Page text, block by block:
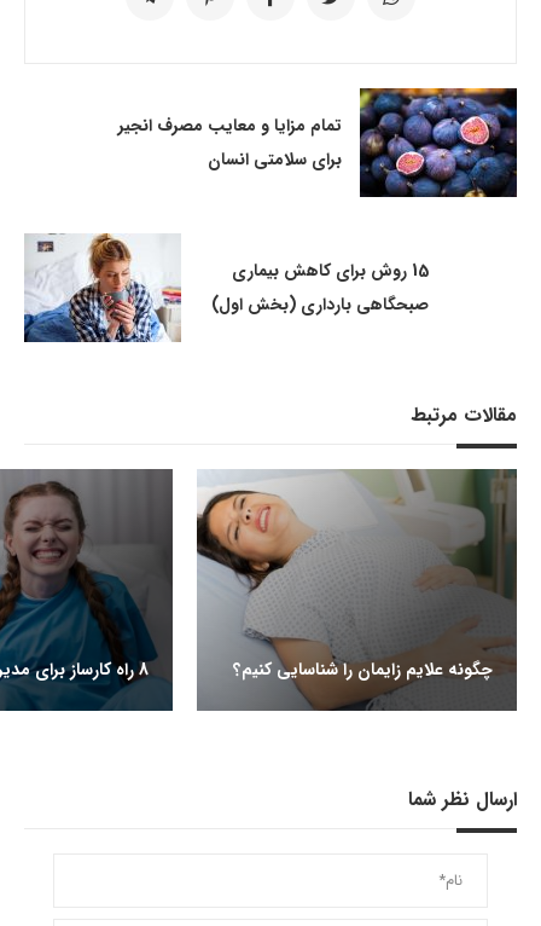
تمام مزایا و معایب مصرف انجیر
برای سلامتی انسان
15 روش برای کاهش بیماری
صبحگاهی بارداری (بخش اول)
مقالات مرتبط
چگونه علایم زایمان را شناسایی کنیم؟ 8 راه کارساز برای مدیریت درد زایمان
ارسال نظر شما